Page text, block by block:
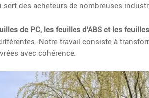
des acheteurs de nombreuses
de PC, les feuilles d'ABS et les
Notre travail consiste à
avec cohérence.